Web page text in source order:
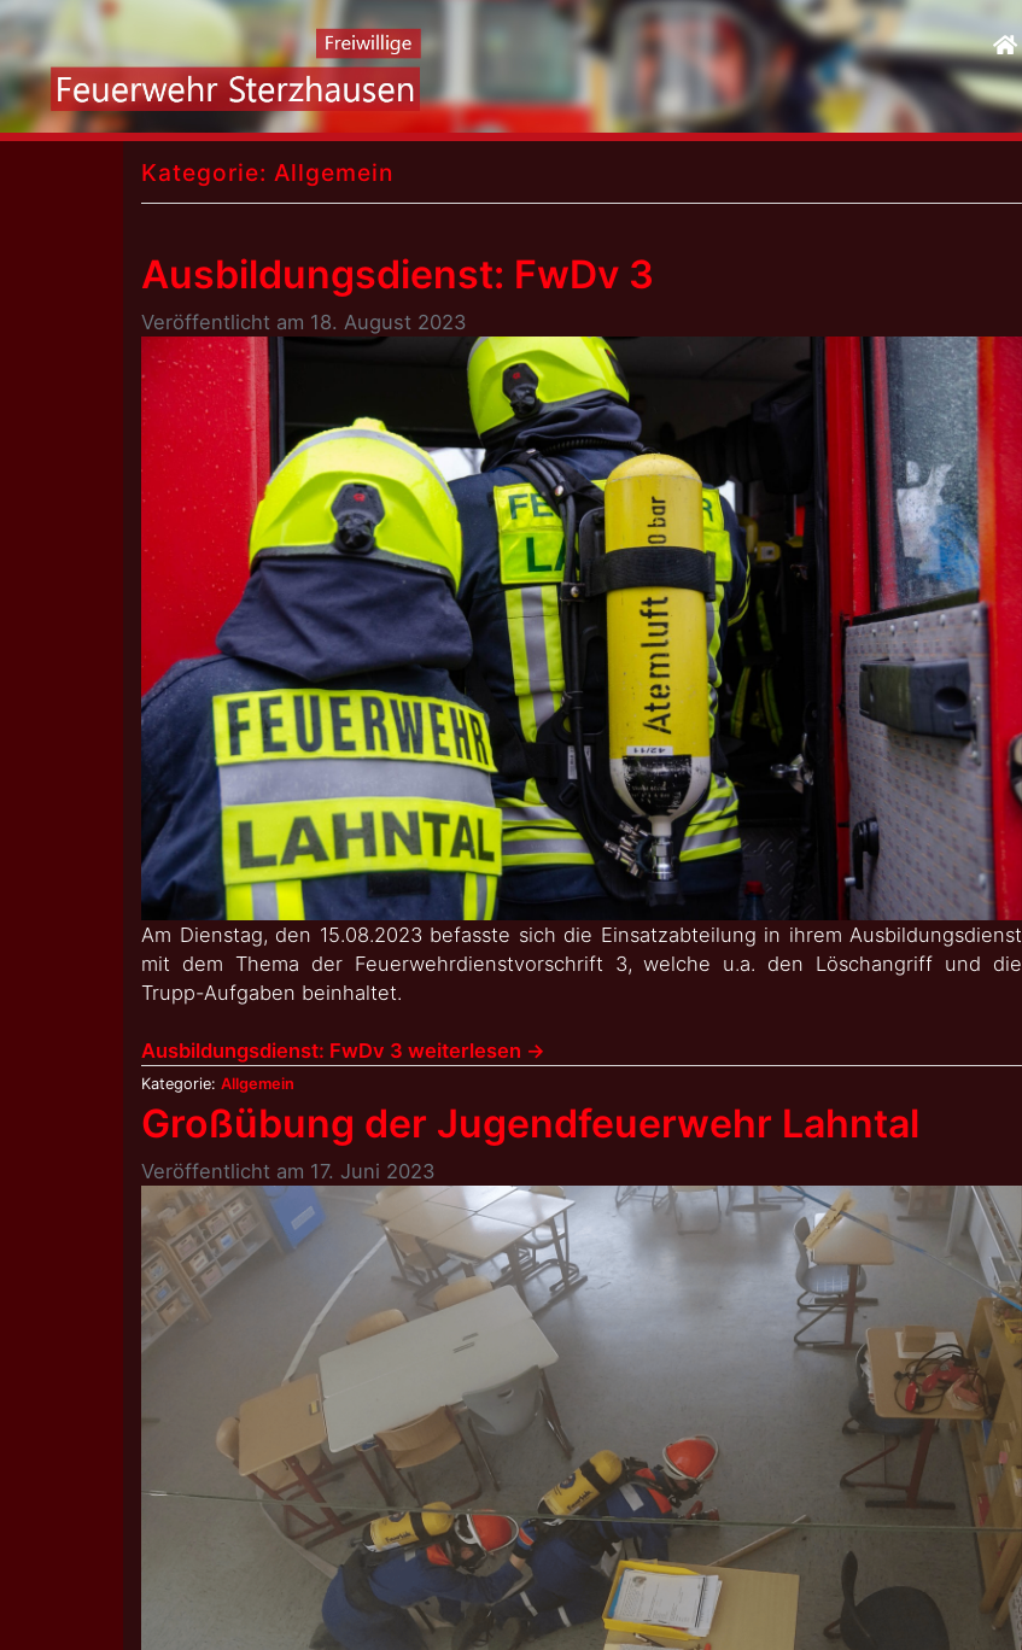
Skip
content
Kategorie: Allgemein
Ausbildungsdienst: FwDv 3
Veröffentlicht am 18. August 2023
Am Dienstag, den 15.08.2023 befasste sich die Einsatzabteilung in ihrem Ausbildungsdienst
mit dem Thema der Feuerwehrdienstvorschrift 3, welche u.a. den Löschangriff und die
Trupp-Aufgaben beinhaltet.
Ausbildungsdienst: FwDv 3 weiterlesen →
Kategorie: Allgemein
Großübung der Jugendfeuerwehr Lahntal
Veröffentlicht am 17. Juni 2023